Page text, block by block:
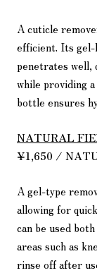
A cuticle
efficient. Its gel-
penetrates well,
while providing
bottle ensures
NATURAL
¥1,650 /
A gel-type
allowing for
can be used
areas such as
rinse off after